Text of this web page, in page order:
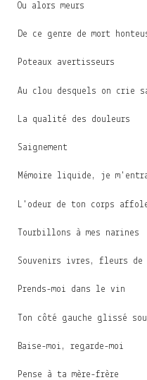
Ou alors meurs
De ce genre de mort
Poteaux avertisseurs
Au clou desquels on crie
La qualité des douleurs
Saignement
Mémoire liquide, je
L'odeur de ton corps
Tourbillons à mes narines
Souvenirs ivres, fleurs de
Prends-moi dans le vin
Ton côté gauche glissé
Baise-moi, regarde-moi
Pense à ta mère-frère